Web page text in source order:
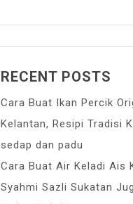
RECENT POSTS
Cara Buat Ikan Percik
Kelantan, Resipi Tradisi
sedap dan padu
Cara Buat Air Keladi Ais
Syahmi Sazli Sukatan